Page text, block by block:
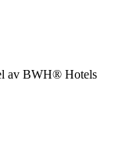
av BWH® Hotels